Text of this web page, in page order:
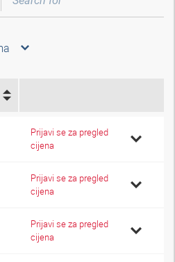
Prijavi se za pregled
cijena
Prijavi se za pregled
cijena
Prijavi se za pregled
cijena